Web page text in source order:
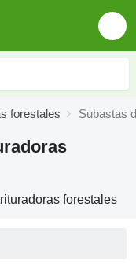
forestales Subastas
forestales